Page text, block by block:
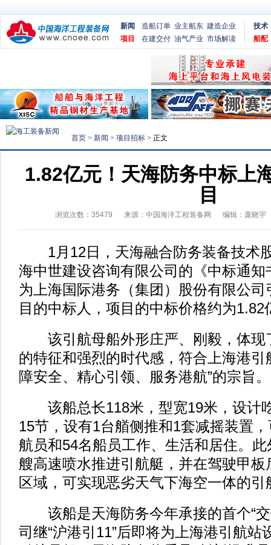
新闻 造船订单 业主船东 建造企业
项目
在建交付 油气产业 市场解读
技术
船配
首页 > 新闻 > 项目招标 > 正文
1.82亿元！天海防务中标上
目
浏览次数： 35479 来源： 中国海洋工程装备网 编辑：庞晓宇
1月12日，天海融合防务装备技术
海中世建设咨询有限公司的《中标通
为上海国际港务（集团）股份有限公
目的中标人，项目的中标价格约为1.82
该引航母船外形庄严、刚毅，体现
的特征和强烈的时代感，符合上海港引
障安全、精心引领、服务港航”的宗旨。
该船总长118米，型宽19米，设计
15节，设有1台艏侧推和1套减摇装置
航员和54名船员工作、生活和居住。
艘高速喷水推进引航艇，并在驾驶甲
区域，可实现恶劣天气下海空一体的
该船是天海防务今年承接的首个“交
司继“沪港引11”后即将为上海港引航站